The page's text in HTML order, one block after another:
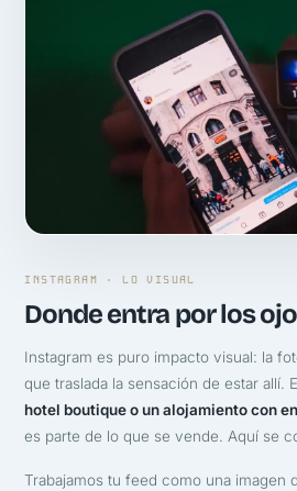
INSTAGRAM · LO VISUAL
Donde entra por los
Instagram es puro impacto visual: la
que traslada la sensación de estar allí.
hotel boutique o un alojamiento con
es parte de lo que se vende. Aquí se
Trabajamos tu feed como una imagen